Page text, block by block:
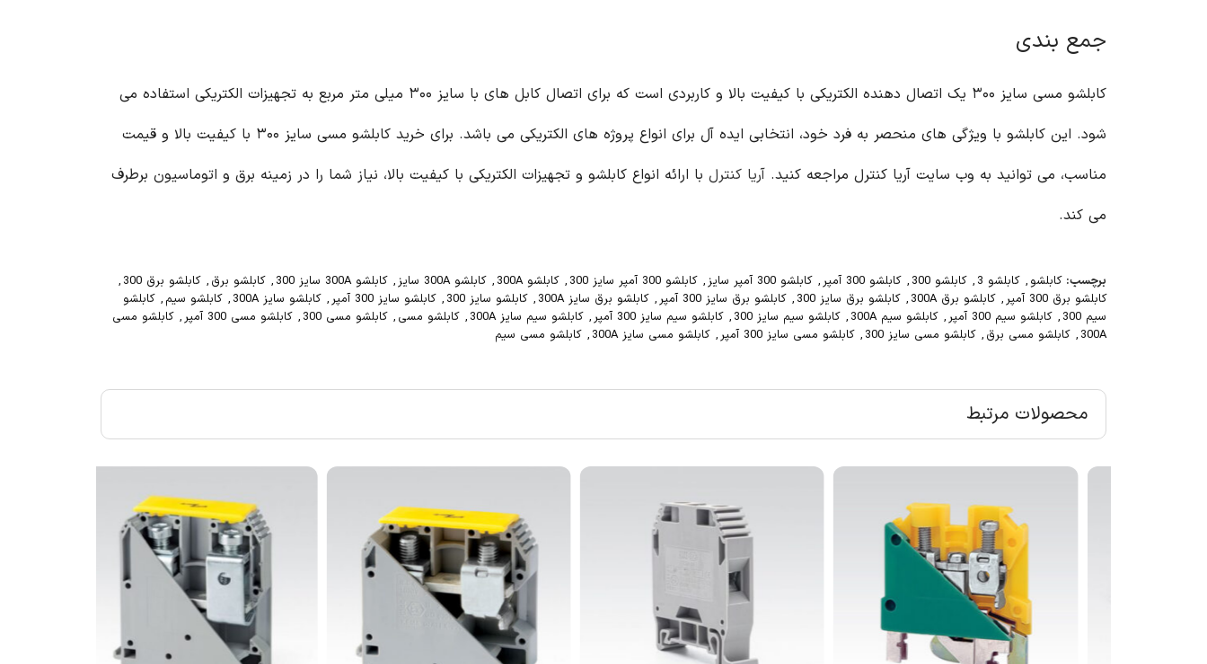
جمع بندی
کابلشو مسی سایز ۳۰۰ یک اتصال دهنده الکتریکی با کیفیت بالا و کاربردی است که برای اتصال کابل های با سایز ۳۰۰ میلی متر مربع به تجهیزات الکتریکی استفاده می
شود. این کابلشو با ویژگی های منحصر به فرد خود، انتخابی ایده آل برای انواع پروژه های الکتریکی می باشد. برای خرید کابلشو مسی سایز ۳۰۰ با کیفیت بالا و قیمت
مناسب، می توانید به وب سایت آریا کنترل مراجعه کنید. آریا کنترل با ارائه انواع کابلشو و تجهیزات الکتریکی با کیفیت بالا، نیاز شما را در زمینه برق و اتوماسیون برطرف
می کند.
برچسب: کابلشو , کابلشو 3 , کابلشو 300 , کابلشو 300 آمپر , کابلشو 300 آمپر سایز , کابلشو 300 آمپر سایز 300 , کابلشو 300A , کابلشو 300A سایز , کابلشو 300A سایز 300 , کابلشو برق , کابلشو برق 300
,
کابلشو برق 300 آمپر
, کابلشو برق 300A , کابلشو برق سایز 300 , کابلشو برق سایز 300 آمپر , کابلشو برق سایز 300A , کابلشو سایز 300 , کابلشو سایز 300 آمپر , کابلشو سایز 300A , کابلشو سیم , کابلشو
سیم 300
, کابلشو سیم 300 آمپر , کابلشو سیم 300A , کابلشو سیم سایز 300 , کابلشو سیم سایز 300 آمپر , کابلشو سیم سایز 300A , کابلشو مسی , کابلشو مسی 300 , کابلشو مسی 300 آمپر , کابلشو مسی
300A
, کابلشو مسی برق , کابلشو مسی سایز 300 , کابلشو مسی سایز 300 آمپر , کابلشو مسی سایز 300A , کابلشو مسی سیم
محصولات مرتبط